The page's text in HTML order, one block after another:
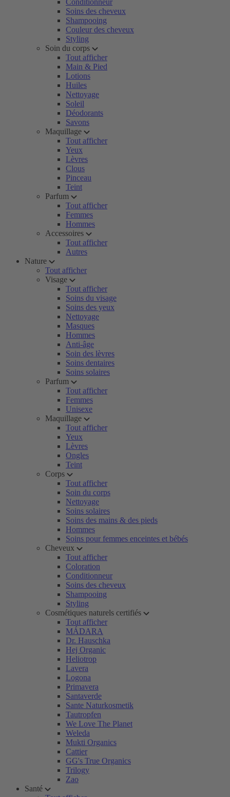
Conditionneur
Soins des cheveux
Shampooing
Couleur des cheveux
Styling
Soin du corps
Tout afficher
Main & Pied
Lotions
Huiles
Nettoyage
Soleil
Déodorants
Savons
Maquillage
Tout afficher
Yeux
Lèvres
Clous
Pinceau
Teint
Parfum
Tout afficher
Femmes
Hommes
Accessoires
Tout afficher
Autres
Nature
Tout afficher
Visage
Tout afficher
Soins du visage
Soins des yeux
Nettoyage
Masques
Hommes
Anti-âge
Soin des lèvres
Soins dentaires
Soins solaires
Parfum
Tout afficher
Femmes
Unisexe
Maquillage
Tout afficher
Yeux
Lèvres
Ongles
Teint
Corps
Tout afficher
Soin du corps
Nettoyage
Soins solaires
Soins des mains & des pieds
Hommes
Soins pour femmes enceintes et bébés
Cheveux
Tout afficher
Coloration
Conditionneur
Soins des cheveux
Shampooing
Styling
Cosmétiques naturels certifiés
Tout afficher
MÁDARA
Dr. Hauschka
Hej Organic
Heliotrop
Lavera
Logona
Primavera
Santaverde
Sante Naturkosmetik
Tautropfen
We Love The Planet
Weleda
Mukti Organics
Cattier
GG's True Organics
Trilogy
Zao
Santé